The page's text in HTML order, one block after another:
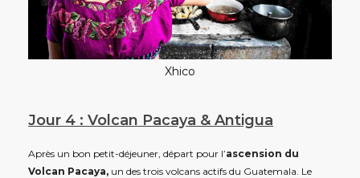
Xhico
Jour 4 : Volcan Pacaya & Antigua
Après un bon petit-déjeuner, départ pour l’ascension du
Volcan Pacaya, un des trois volcans actifs du Guatemala. Le